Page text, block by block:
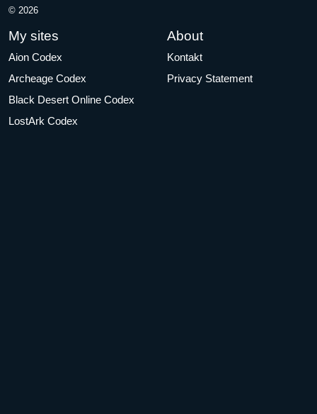
© 2026
My sites
Aion Codex
Archeage Codex
Black Desert Online Codex
LostArk Codex
About
Kontakt
Privacy Statement